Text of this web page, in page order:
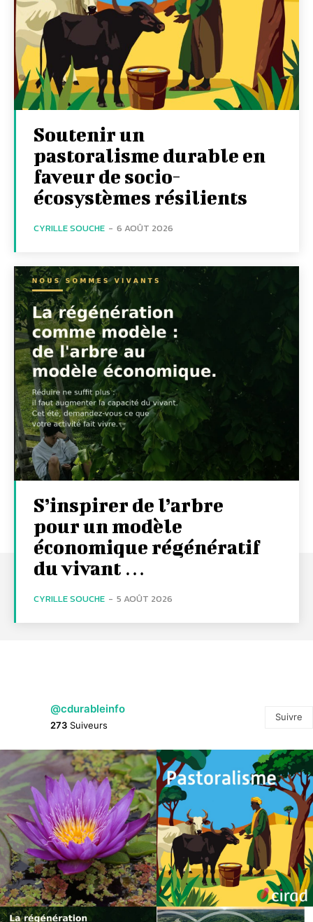
Soutenir un
pastoralisme durable en
faveur de socio-
écosystèmes résilients
CYRILLE SOUCHE - 6 AOÛT 2026
S’inspirer de l’arbre
pour un modèle
économique régénératif
du vivant …
CYRILLE SOUCHE - 5 AOÛT 2026
@cdurableinfo
273 Suiveurs
Suivre